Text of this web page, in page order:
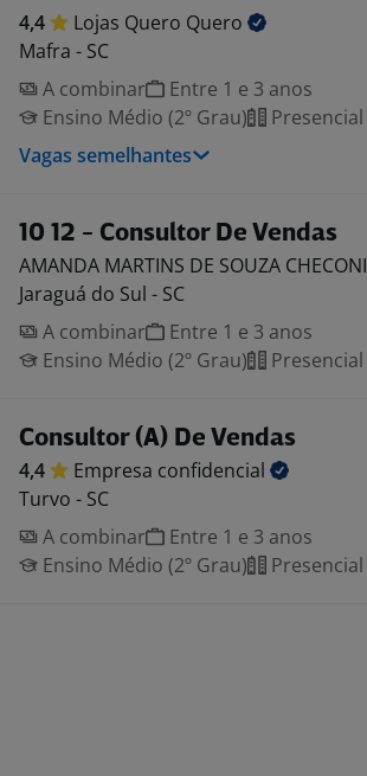
4,4 Lojas Quero Quero
Mafra - SC
A combinar
Entre 1 e 3 anos
Ensino Médio (2º Grau)
Presencial
Vagas semelhantes
10 12 - Consultor De Vendas
AMANDA MARTINS DE SOUZA CHECONI
Jaraguá do Sul - SC
A combinar
Entre 1 e 3 anos
Ensino Médio (2º Grau)
Presencial
Consultor (A) De Vendas
4,4 Empresa confidencial
Turvo - SC
A combinar
Entre 1 e 3 anos
Ensino Médio (2º Grau)
Presencial